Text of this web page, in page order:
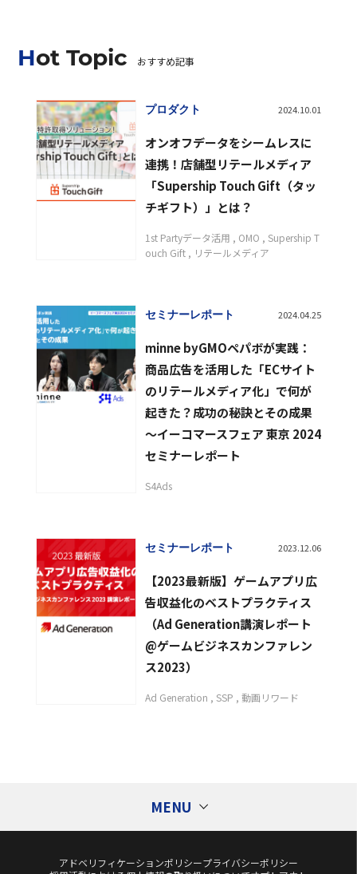
Hot Topic おすすめ記事
プロダクト 2024.10.01
オンオフデータをシームレスに
連携！店舗型リテールメディア
「Supership Touch Gift（タッ
チギフト）」とは？
1st Partyデータ活用 OMO
Supership T
ouch Gift
リテールメディア
セミナーレポート 2024.04.25
minne byGMOペパボが実践：
商品広告を活用した「ECサイト
のリテールメディア化」で何が
起きた？成功の秘訣とその成果
〜イーコマースフェア 東京 2024
セミナーレポート
S4Ads
セミナーレポート 2023.12.06
【2023最新版】ゲームアプリ広
告収益化のベストプラクティス
（Ad Generation講演レポート
@ゲームビジネスカンファレン
ス2023）
Ad Generation SSP 動画リワード
MENU
タグ
アドベリフィケーションポリシープライバシーポリシー